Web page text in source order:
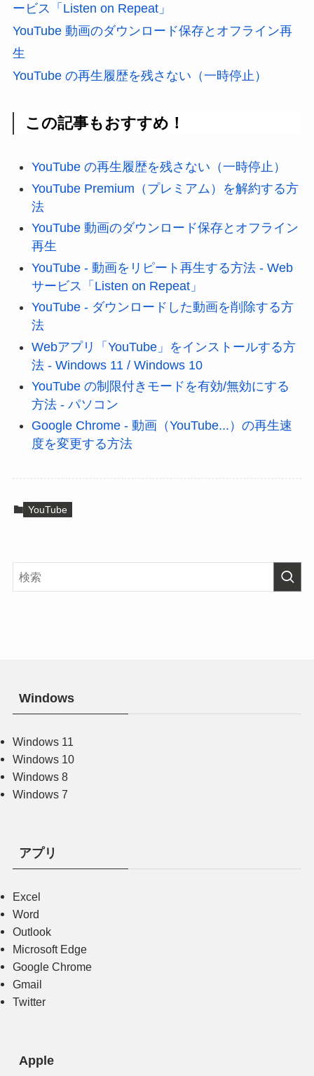
ービス「Listen on Repeat」
YouTube 動画のダウンロード保存とオフライン再
生
YouTube の再生履歴を残さない（一時停止）
この記事もおすすめ！
YouTube の再生履歴を残さない（一時停止）
YouTube Premium（プレミアム）を解約する方
法
YouTube 動画のダウンロード保存とオフライン
再生
YouTube - 動画をリピート再生する方法 - Web
サービス「Listen on Repeat」
YouTube - ダウンロードした動画を削除する方
法
Webアプリ「YouTube」をインストールする方
法 - Windows 11 / Windows 10
YouTube の制限付きモードを有効/無効にする
方法 - パソコン
Google Chrome - 動画（YouTube...）の再生速
度を変更する方法
YouTube
Windows
Windows 11
Windows 10
Windows 8
Windows 7
アプリ
Excel
Word
Outlook
Microsoft Edge
Google Chrome
Gmail
Twitter
Apple